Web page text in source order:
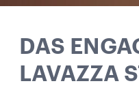
DAS
LAVAZZA